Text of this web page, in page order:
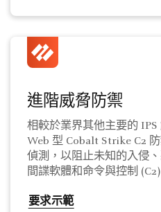
進階威脅防禦
相較於業界其他主要的
Web 型 Cobalt Strike C2
偵測，以阻止未知的入侵
間諜軟體和命令與控制 (C2)
要求示範